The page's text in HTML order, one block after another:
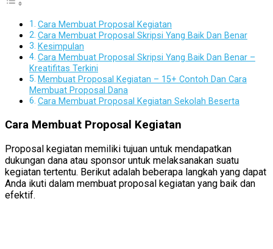
Cara Membuat Proposal Kegiatan
Cara Membuat Proposal Skripsi Yang Baik Dan Benar
Kesimpulan
Cara Membuat Proposal Skripsi Yang Baik Dan Benar –
Kreatifitas Terkini
Membuat Proposal Kegiatan – 15+ Contoh Dan Cara
Membuat Proposal Dana
Cara Membuat Proposal Kegiatan Sekolah Beserta
Cara Membuat Proposal Kegiatan
Proposal kegiatan memiliki tujuan untuk mendapatkan
dukungan dana atau sponsor untuk melaksanakan suatu
kegiatan tertentu. Berikut adalah beberapa langkah yang dapat
Anda ikuti dalam membuat proposal kegiatan yang baik dan
efektif.